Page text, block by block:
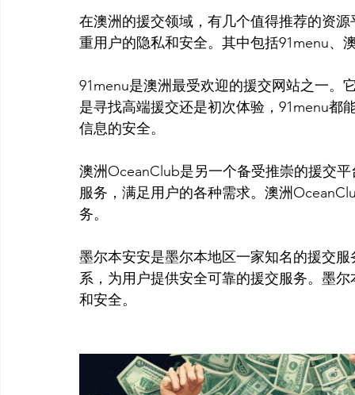
在澳洲的援交领域，有几个值得推荐的资
重用户的隐私和安全。其中包括91menu、
91menu是澳洲最受欢迎的援交网站之一。
是寻找高端援交还是初次体验，91menu都
信息的安全。
澳洲OceanClub是另一个备受推崇的援交
服务，满足用户的各种需求。澳洲
务。
墨尔本安安是墨尔本地区一家知名的援交
系，为用户提供安全可靠的援交服务。墨
和安全。